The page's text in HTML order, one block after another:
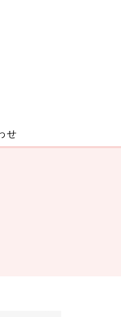
せ